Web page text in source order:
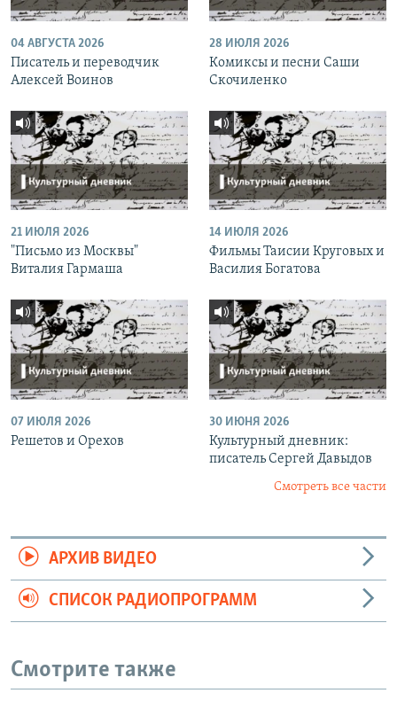
04 АВГУСТА 2026
Писатель и переводчик
Алексей Воинов
28 ИЮЛЯ 2026
Комиксы и песни Саши
Скочиленко
21 ИЮЛЯ 2026
"Письмо из Москвы"
Виталия Гармаша
14 ИЮЛЯ 2026
Фильмы Таисии Круговых и
Василия Богатова
07 ИЮЛЯ 2026
Решетов и Орехов
30 ИЮНЯ 2026
Культурный дневник:
писатель Сергей Давыдов
Смотреть все части
АРХИВ ВИДЕО
СПИСОК РАДИОПРОГРАММ
Смотрите также